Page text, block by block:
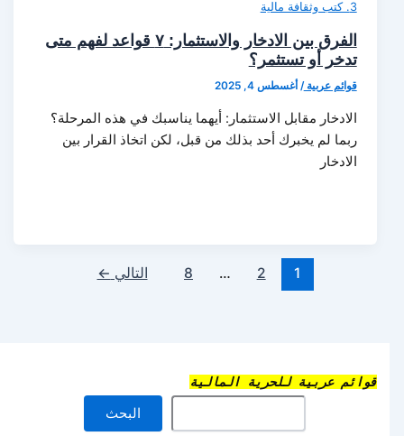
قوائم عربية للحرية المالية
البحث
3. كتب وثقافة مالية
الفرق بين الادخار والاستثمار: ٧ قواعد لفهم متى
تدخر أو تستثمر؟
قوائم عربية/أغسطس 4, 2025
الادخار مقابل الاستثمار: أيهما يناسبك في هذه المرحلة؟
ربما لم يخبرك أحد بذلك من قبل، لكن اتخاذ القرار بين
الادخار
2
…
8 التالي←